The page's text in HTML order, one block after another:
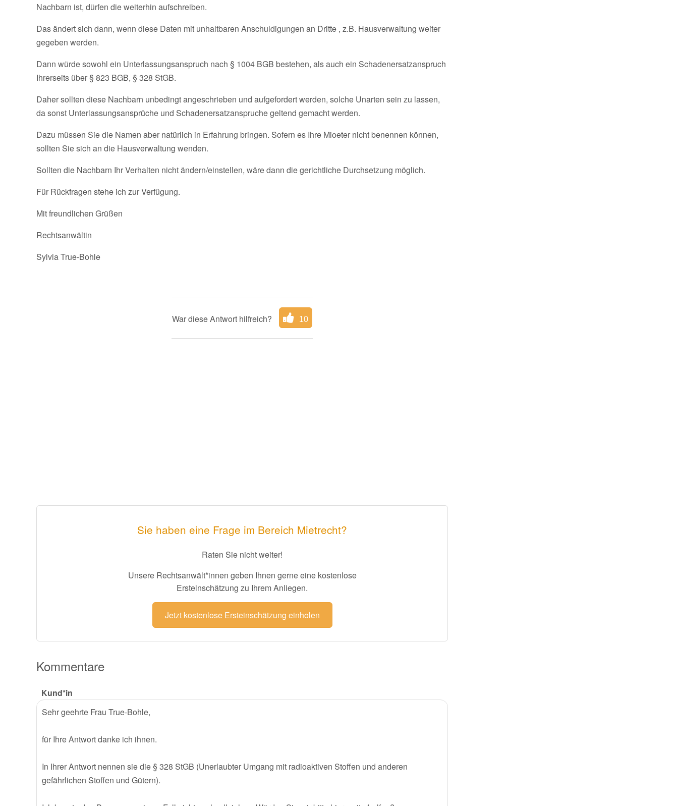
Nachbarn ist, dürfen die weiterhin aufschreiben.
Das ändert sich dann, wenn diese Daten mit unhaltbaren Anschuldigungen an Dritte , z.B. Hausverwaltung weiter
gegeben werden.
Dann würde sowohl ein Unterlassungsanspruch nach § 1004 BGB bestehen, als auch ein Schadenersatzanspruch
Ihrerseits über § 823 BGB, § 328 StGB.
Daher sollten diese Nachbarn unbedingt angeschrieben und aufgefordert werden, solche Unarten sein zu lassen,
da sonst Unterlassungsansprüche und Schadenersatzanspruche geltend gemacht werden.
Dazu müssen Sie die Namen aber natürlich in Erfahrung bringen. Sofern es Ihre Mioeter nicht benennen können,
sollten Sie sich an die Hausverwaltung wenden.
Sollten die Nachbarn Ihr Verhalten nicht ändern/einstellen, wäre dann die gerichtliche Durchsetzung möglich.
Für Rückfragen stehe ich zur Verfügung.
Mit freundlichen Grüßen
Rechtsanwältin
Sylvia True-Bohle
War diese Antwort hilfreich? 10
Sie haben eine Frage im Bereich Mietrecht?
Raten Sie nicht weiter!
Unsere Rechtsanwält*innen geben Ihnen gerne eine kostenlose
Ersteinschätzung zu Ihrem Anliegen.
Jetzt kostenlose Ersteinschätzung einholen
Kommentare
Kund*in
Sehr geehrte Frau True-Bohle,
für Ihre Antwort danke ich ihnen.
In Ihrer Antwort nennen sie die § 328 StGB (Unerlaubter Umgang mit radioaktiven Stoffen und anderen
gefährlichen Stoffen und Gütern).